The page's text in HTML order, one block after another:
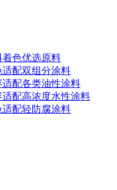
色优选原料
配双组分涂料
配各类油性涂料
配高浓度水性涂料
配轻防腐涂料